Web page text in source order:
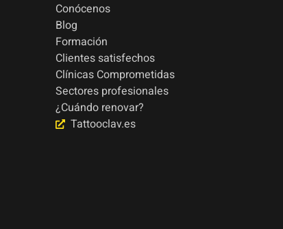
Conócenos
Blog
Formación
Clientes satisfechos
Clínicas Comprometidas
Sectores profesionales
¿Cuándo renovar?
Tattooclav.es